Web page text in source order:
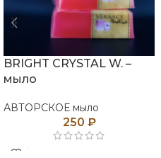
BRIGHT CRYSTAL W. –
мыло
АВТОРСКОЕ мыло
250 ₽